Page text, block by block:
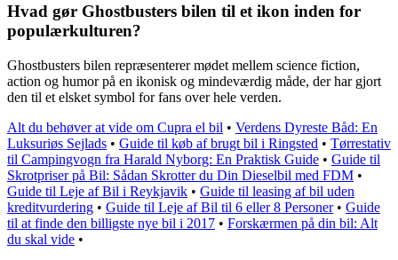
Hvad gør Ghostbusters bilen til et ikon inden for
populærkulturen?
Ghostbusters bilen repræsenterer mødet mellem science fiction,
action og humor på en ikonisk og mindeværdig måde, der har gjort
den til et elsket symbol for fans over hele verden.
Alt du behøver at vide om Cupra el bil • Verdens Dyreste Båd: En
Luksuriøs Sejlads • Guide til køb af brugt bil i Ringsted • Tørrestativ
til Campingvogn fra Harald Nyborg: En Praktisk Guide • Guide til
Skrotpriser på Bil: Sådan Skrotter du Din Dieselbil med FDM •
Guide til Leje af Bil i Reykjavik • Guide til leasing af bil uden
kreditvurdering • Guide til Leje af Bil til 6 eller 8 Personer• Guide
til at finde den billigste nye bil i 2017 • Forskærmen på din bil: Alt
du skal vide •